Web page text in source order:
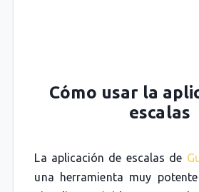
Cómo usar la
escalas
La aplicación de escalas de
una herramienta muy